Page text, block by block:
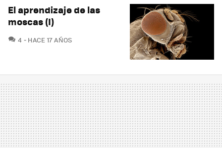
El aprendizaje de las
moscas (I)
4 COMENTARIOS
HACE 17 AÑOS